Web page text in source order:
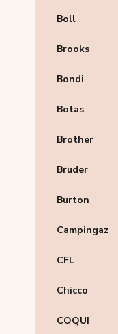
Boll
Brooks
Bondi
Botas
Brother
Bruder
Burton
Campingaz
CFL
Chicco
COQUI